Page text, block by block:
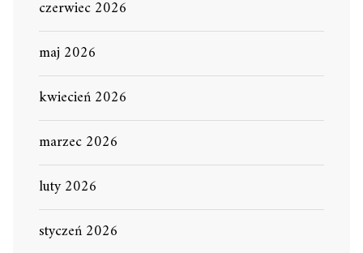
czerwiec 2026
maj 2026
kwiecień 2026
marzec 2026
luty 2026
styczeń 2026